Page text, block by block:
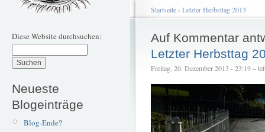
Diese Website durchsuchen:
Neueste
Blogeinträge
Blog-Ende?
Startseite› Letzter Herbsttag 2013
Auf Kommentar
Letzter Herbsttag
Freitag, 20. Dezember 2013 - 23:19 –